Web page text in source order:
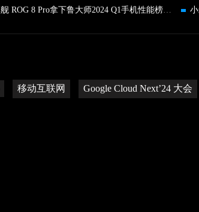
最强性能旗舰 ROG 8 Pro拿下鲁大师2024 Q1手机性能榜第一
移动互联网 Google Cloud Next’24 大会